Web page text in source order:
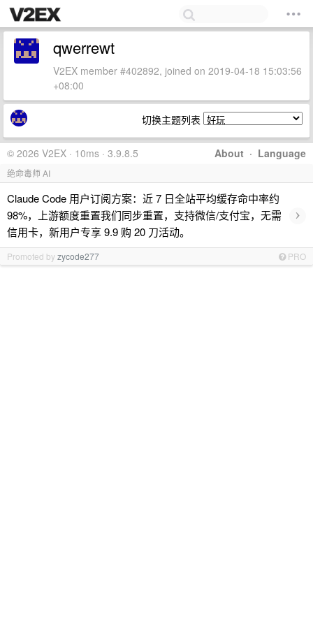
qwerrewt
V2EX member #402892, joined on 2019-04-18 15:03:56
+08:00
切换主题列表
About · Language
© 2026 V2EX · 10ms · 3.9.8.5
绝命毒师 AI
Claude Code 用户订阅方案：近 7 日全站平均缓存命中率约
98%，上游额度重置我们同步重置，支持微信/支付宝，无需
信用卡，新用户专享 9.9 购 20 刀活动。
›
Promoted byzycode277 PRO